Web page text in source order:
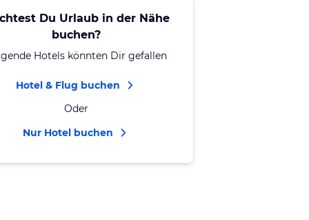
Du Urlaub in der Nähe
buchen?
Hotels könnten Dir gefallen
Hotel & Flug buchen
Oder
Nur Hotel buchen